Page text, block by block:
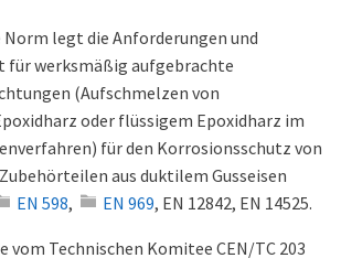
Norm legt die Anforderungen und
für werksmäßig aufgebrachte
(Aufschmelzen von
oder flüssigem Epoxidharz im
für den Korrosionsschutz von
aus duktilem Gusseisen
EN 598, EN 969, EN 12842, EN 14525.
vom Technischen Komitee CEN/TC 203